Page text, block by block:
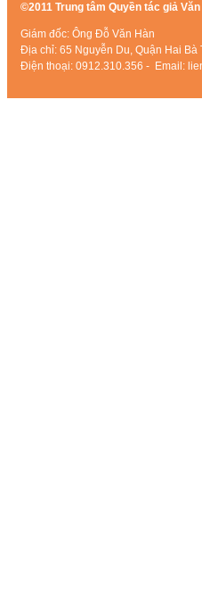
©2011 Trung tâm Quyền tác giả
Giám đốc: Ông Đỗ Văn Hàn
Địa chỉ: 65 Nguyễn Du, Quận Hai Bà
Điện thoại: 0912.310.356 - Email: